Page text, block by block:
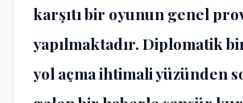
karşıtı bir oyunun genel
yapılmaktadır. Diplomatik
yol açma ihtimali yüzünden